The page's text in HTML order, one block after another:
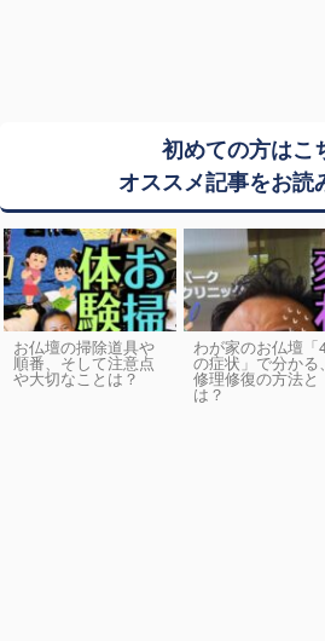
初めての方はこ
オススメ記事をお読
お仏壇の掃除道具や
順番、そして注意点
や大切なことは？
わが家のお仏壇「
の症状」で分かる
修理修復の方法と
は？